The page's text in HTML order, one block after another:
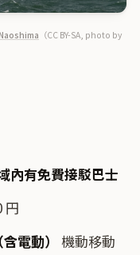
（CC BY-SA, photo by
內有免費接駁巴士
円
電動） 機動移動